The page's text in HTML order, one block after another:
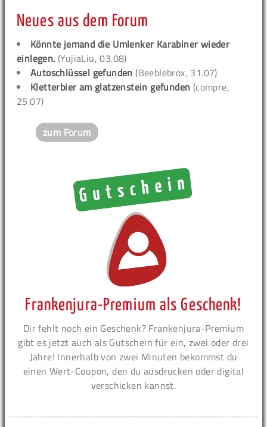
Neues aus dem Forum
Könnte jemand die Umlenker Karabiner wieder
einlegen. (YujiaLiu, 03.08)
Autoschlüssel gefunden (Beeblebrox, 31.07)
Kletterbier am glatzenstein gefunden (compre,
25.07)
zum Forum
Frankenjura-Premium als Geschenk!
Dir fehlt noch ein Geschenk? Frankenjura-Premium
gibt es jetzt auch als Gutschein für ein, zwei oder drei
Jahre! Innerhalb von zwei Minuten bekommst du
einen Wert-Coupon, den du ausdrucken oder digital
verschicken kannst.